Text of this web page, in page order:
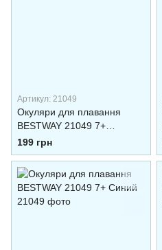
Артикул: 21049
Окуляри для плавання
BESTWAY 21049 7+
Коричневый
199 грн